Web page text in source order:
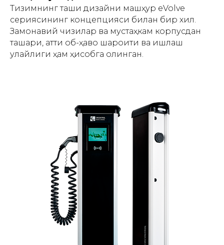
Тизимнинг ташқи дизайни машҳур eVolve
сериясининг концепцияси билан бир хил.
Замонавий чизиқлар ва мустаҳкам корпусдан
ташқари, қаттиқ об-ҳаво шароити ва ишлаш
қулайлиги ҳам ҳисобга олинган.